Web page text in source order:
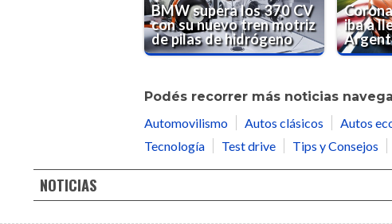
BMW supera los 370 CV
con su nuevo tren motriz
de pilas de hidrógeno
iba a
Podés recorrer más noticias
Automovilismo
Autos clásicos Autos
Tecnología
Test drive Tips y Consejos
NOTICIAS